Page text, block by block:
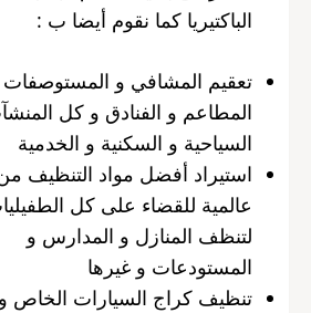
الباكتيريا كما نقوم أيضا ب :
تعقيم المشافي و
المطاعم و الفنادق و كل
السياحية و السكنية و الخدمية
استيراد أفضل مواد التنظيف
عالمية للقضاء على كل
لتنظف المنازل و المدارس و
المستودعات و غيرها
تنظيف كراج السيارات الخاص